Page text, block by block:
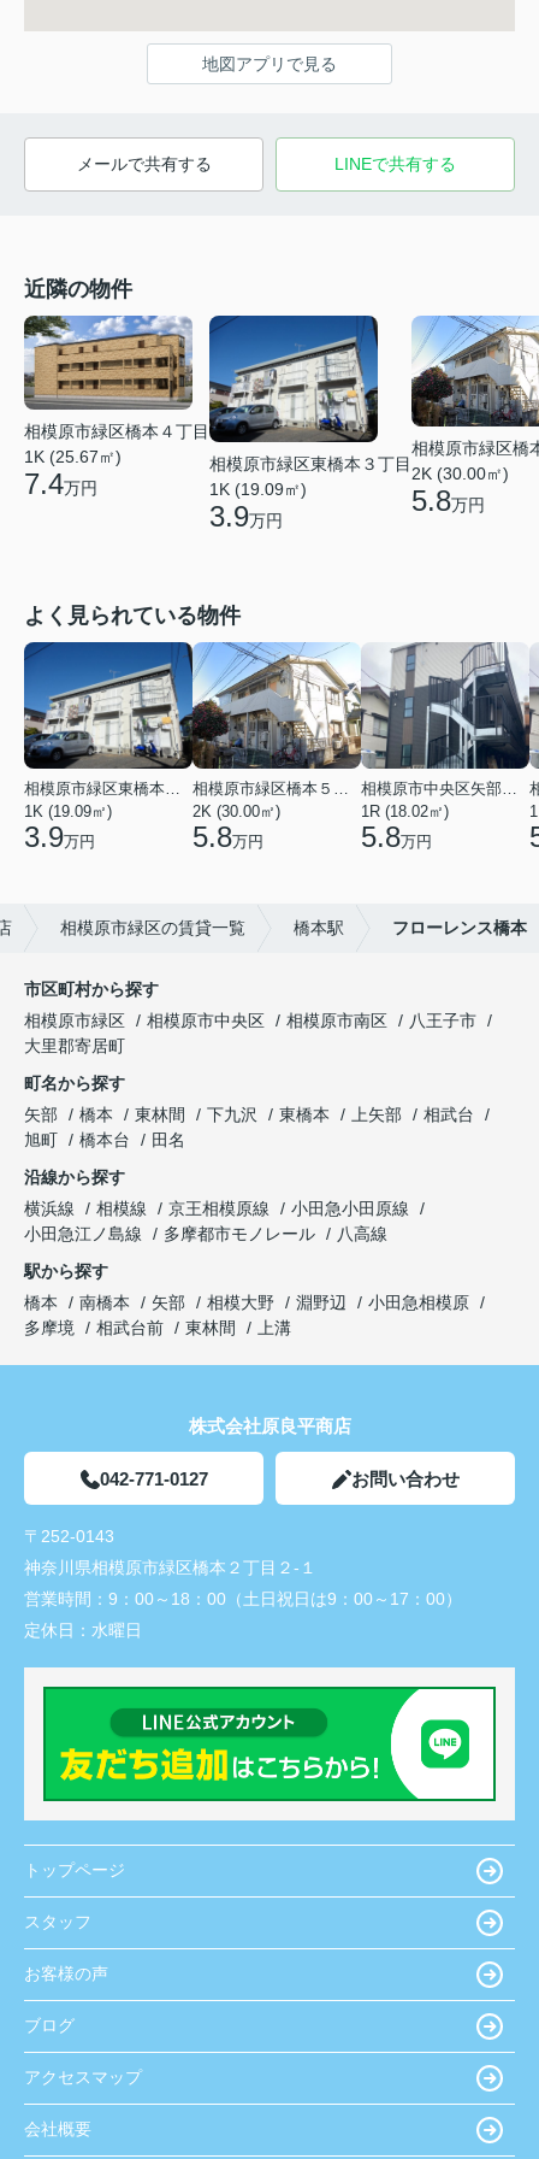
地図アプリで見る
メールで共有する LINEで共有する
近隣の物件
相模原市緑区橋本４丁目
1K (25.67㎡)
7.4万円
相模原市緑区東橋本３丁目
1K (19.09㎡)
3.9万円
相模原市緑区橋
2K (30.00㎡)
5.8万円
よく見られている物件
1K (19.09㎡)
3.9万円
2K (30.00㎡)
5.8万円
1R (18.02㎡)
5.8万円
相模原市緑区の賃貸一覧 橋本駅 フローレンス橋本
市区町村から探す
相模原市緑区
相模原市中央区 相模原市南区
八王子市
大里郡寄居町
町名から探す
矢部
橋本 東林間 下九沢 東橋本 上矢部
相武台
旭町
橋本台
田名
沿線から探す
横浜線
相模線 京王相模原線
小田急小田原線
小田急江ノ島線
多摩都市モノレール
八高線
駅から探す
橋本
南橋本 矢部 相模大野 淵野辺
小田急相模原
多摩境
相武台前 東林間 上溝
株式会社原良平商店
042-771-0127 お問い合わせ
〒252-0143
神奈川県相模原市緑区橋本２丁目２-１
営業時間： 9：00～18：00（土日祝日は9：00～17：00）
定休日： 水曜日
トップページ
スタッフ
お客様の声
ブログ
アクセスマップ
会社概要